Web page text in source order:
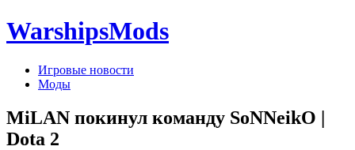
WarshipsMods
Игровые новости
Моды
MiLAN покинул команду SoNNeikO |
Dota 2